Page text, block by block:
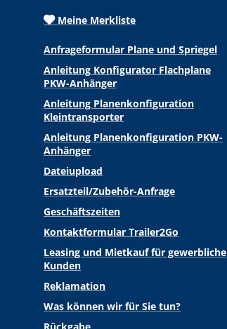
Meine Merkliste
Anfrageformular Plane und Spriegel
Anleitung Konfigurator Flachplane
PKW-Anhänger
Anleitung Planenkonfiguration
Kleintransporter
Anleitung Planenkonfiguration PKW-
Anhänger
Dateiupload
Ersatzteil/Zubehör-Anfrage
Geschäftszeiten
Kontaktformular Trailer2Go
Leasing und Mietkauf für gewerbliche
Kunden
Reklamation
Was können wir für Sie tun?